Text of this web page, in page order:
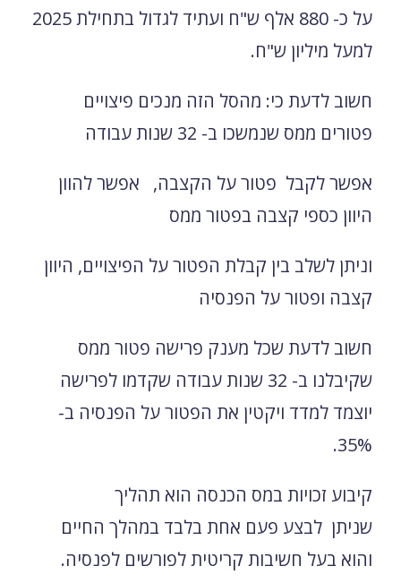
על כ- 880 אלף ש"ח ועתיד לגדול בתחילת 2025
למעל מיליון ש"ח.
חשוב לדעת כי: מהסל הזה מנכים פיצויים
פטורים ממס שנמשכו ב- 32 שנות עבודה
אפשר לקבל פטור על הקצבה, אפשר להוון
היוון כספי קצבה בפטור ממס
וניתן לשלב בין קבלת הפטור על הפיצויים, היוון
קצבה ופטור על הפנסיה
חשוב לדעת שכל מענק פרישה פטור ממס
שקיבלנו ב- 32 שנות עבודה שקדמו לפרישה
יוצמד למדד ויקטין את הפטור על הפנסיה ב-
35%.
קיבוע זכויות במס הכנסה הוא תהליך
שניתן לבצע פעם אחת בלבד במהלך החיים
והוא בעל חשיבות קריטית לפורשים לפנסיה.